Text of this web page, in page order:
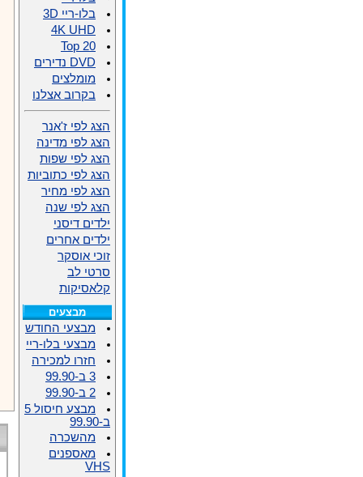
בלו-ריי 3D
4K UHD
Top 20
DVD נדירים
מומלצים
בקרוב אצלנו
הצג לפי ז'אנר
הצג לפי מדינה
הצג לפי שפות
הצג לפי כתוביות
הצג לפי מחיר
הצג לפי שנה
ילדים דיסני
ילדים אחרים
זוכי אוסקר
סרטי לב
קלאסיקות
מבצעים
מבצעי החודש
מבצעי בלו-ריי
חזרו למכירה
3 ב-99.90
2 ב-99.90
מבצע חיסול 5
ב-99.90
מהשכרה
מאספנים
VHS